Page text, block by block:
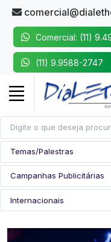
Comercial: (11)
(11) 9.9588-2747